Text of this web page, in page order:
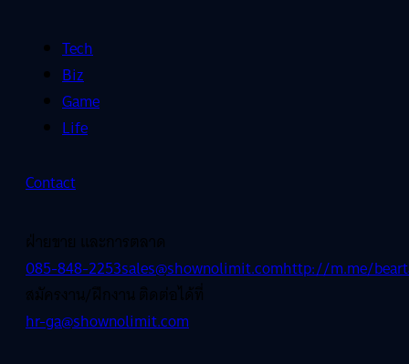
Tech
Biz
Game
Life
Contact
ฝ่ายขาย และการตลาด
085-848-2253sales@shownolimit.comhttp://m.me/
สมัครงาน/ฝึกงาน ติดต่อได้ที่
hr-ga@shownolimit.com